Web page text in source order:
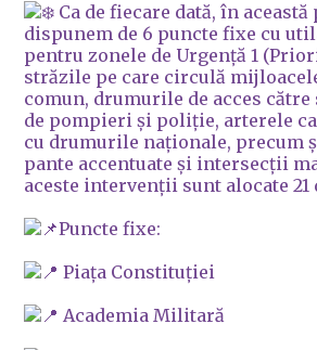
Ca de fiecare dată, în această
dispunem de 6 puncte fixe cu
pentru zonele de Urgență 1
străzile pe care circulă
comun, drumurile de acces
de pompieri și poliție, arterele
cu drumurile naționale, precum
pante accentuate și intersecții
aceste intervenții sunt alocate 21
Puncte fixe:
Piața Constituției
Academia Militară